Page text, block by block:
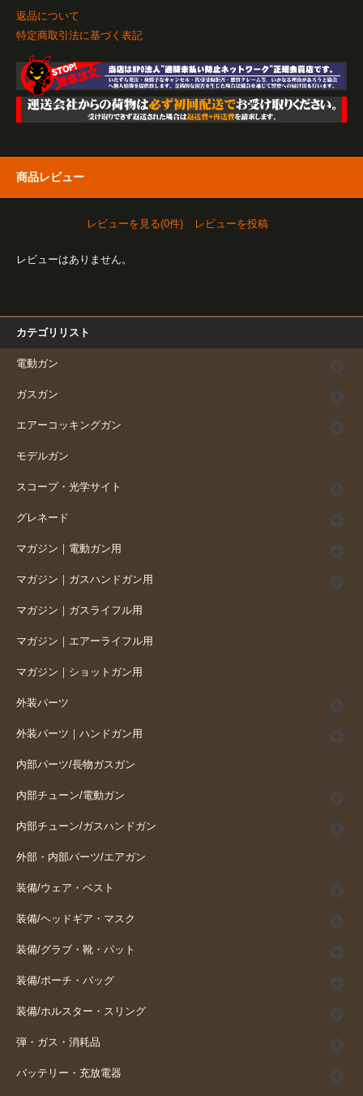
返品について
特定商取引法に基づく表記
商品レビュー
レビューを見る(0件) レビューを投稿
レビューはありません。
カテゴリリスト
電動ガン
ガスガン
エアーコッキングガン
モデルガン
スコープ・光学サイト
グレネード
マガジン｜電動ガン用
マガジン｜ガスハンドガン用
マガジン｜ガスライフル用
マガジン｜エアーライフル用
マガジン｜ショットガン用
外装パーツ
外装パーツ｜ハンドガン用
内部パーツ/長物ガスガン
内部チューン/電動ガン
内部チューン/ガスハンドガン
外部・内部パーツ/エアガン
装備/ウェア・ベスト
装備/ヘッドギア・マスク
装備/グラブ・靴・パット
装備/ポーチ・バッグ
装備/ホルスター・スリング
弾・ガス・消耗品
バッテリー・充放電器